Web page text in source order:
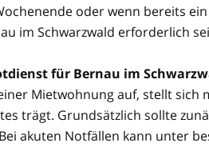
oder wenn bereits
im Schwarzwald erforderlich
für Bernau im
Mietwohnung auf, stellt sich
trägt. Grundsätzlich sollte
akuten Notfällen kann unter